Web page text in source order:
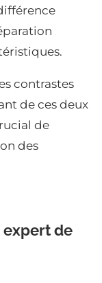
contrastes
de ces deux
de
des
expert de